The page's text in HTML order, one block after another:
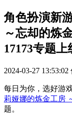
角色扮演新
～忘却的炼
17173专题上
2024-03-27 13:53:02
每日为你，选好游
莉娅娜的炼金工房
题。